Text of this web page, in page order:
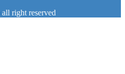
all right reserved